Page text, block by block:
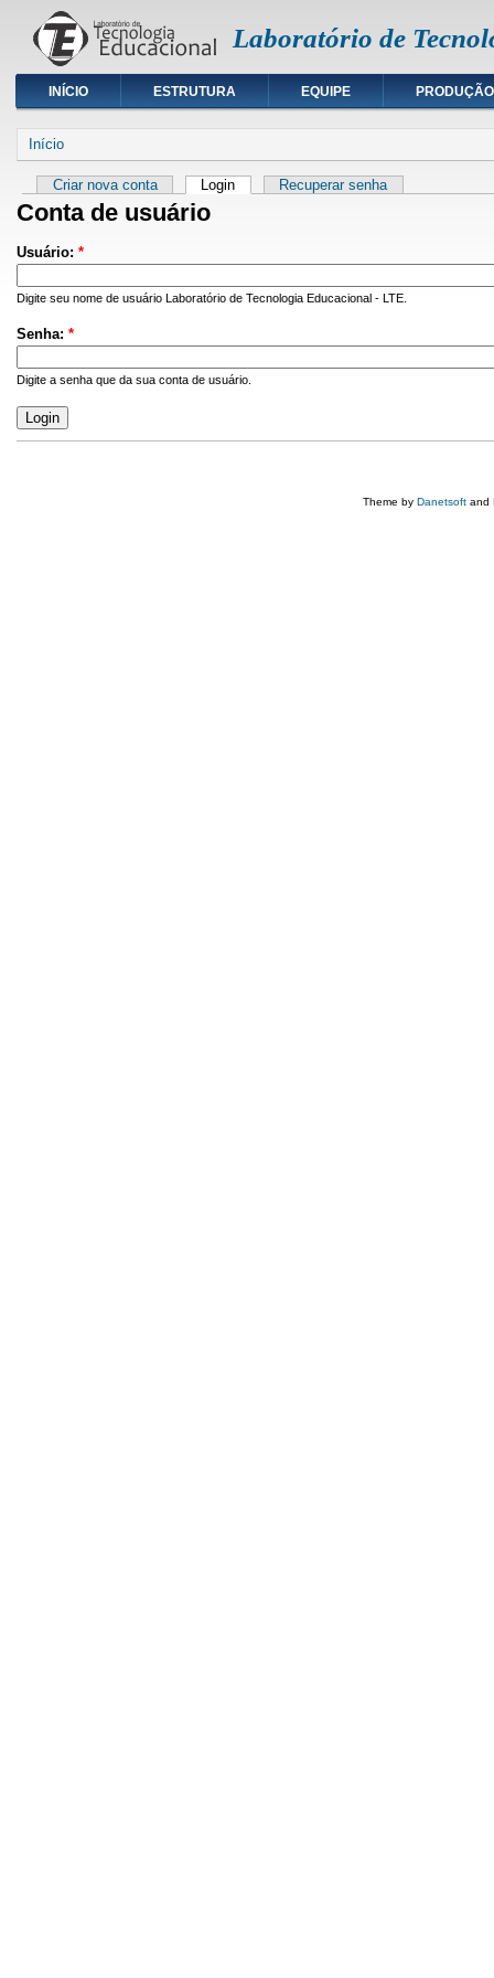
Laboratório de
INÍCIO ESTRUTURA EQUIPE PRODUÇÃO
Início
Criar nova conta Login Recuperar senha
Conta de usuário
Usuário: *
Digite seu nome de usuário Laboratório de Tecnologia Educacional - LTE.
Senha: *
Digite a senha que da sua conta de usuário.
Theme by Danetsoft and